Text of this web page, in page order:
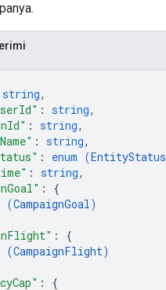
string,
: string,
: string,
: string,
: enum (EntityStatus
: string,
: {
(CampaignGoal)
: {
(CampaignFlight)
: {